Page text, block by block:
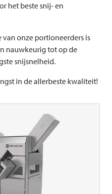
het beste snij- en
onze portioneerders is
nauwkeurig tot op de
snijsnelheid.
in de allerbeste kwaliteit!